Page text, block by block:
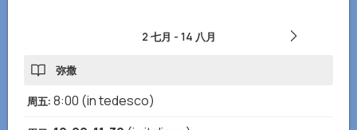
2 七月 - 14 八月
弥撒
周五: 8:00 (in tedesco)